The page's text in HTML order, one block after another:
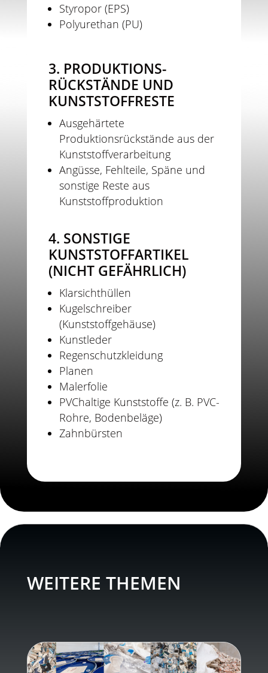
Styropor (EPS)
Polyurethan (PU)
3. PRODUKTIONS-
RÜCKSTÄNDE UND
KUNSTSTOFFRESTE
Ausgehärtete
Produktionsrückstände aus der
Kunststoffverarbeitung
Angüsse, Fehlteile, Späne und
sonstige Reste aus
Kunststoffproduktion
4. SONSTIGE
KUNSTSTOFFARTIKEL
(NICHT GEFÄHRLICH)
Klarsichthüllen
Kugelschreiber
(Kunststoffgehäuse)
Kunstleder
Regenschutzkleidung
Planen
Malerfolie
PVChaltige Kunststoffe (z. B. PVC-
Rohre, Bodenbeläge)
Zahnbürsten
WEITERE THEMEN